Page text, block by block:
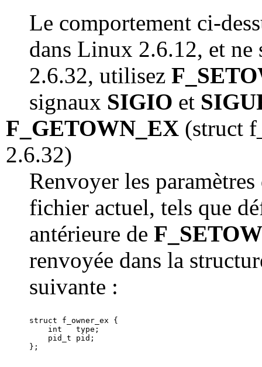
Le comportement ci-
dans Linux 2.6.12, et
2.6.32, utilisez
signaux SIGIO et
F_GETOWN_EX (struct
2.6.32)
Renvoyer les
fichier actuel, tels que
antérieure de
renvoyée dans la
suivante :
struct f_owner_ex {
    int   type;
    pid_t pid;
};